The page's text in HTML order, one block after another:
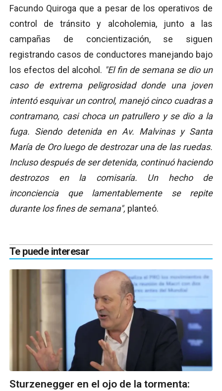
Facundo Quiroga que a pesar de los operativos de
control de tránsito y alcoholemia, junto a las
campañas de concientización, se siguen
registrando casos de conductores manejando bajo
los efectos del alcohol. "El fin de semana se dio un
caso de extrema peligrosidad donde una joven
intentó esquivar un control, manejó cinco cuadras a
contramano, casi choca un patrullero y se dio a la
fuga. Siendo detenida en Av. Malvinas y Santa
María de Oro luego de destrozar una de las ruedas.
Incluso después de ser detenida, continuó haciendo
destrozos en la comisaría. Un hecho de
inconciencia que lamentablemente se repite
durante los fines de semana", planteó.
Te puede interesar
Sturzenegger en el ojo de la tormenta: